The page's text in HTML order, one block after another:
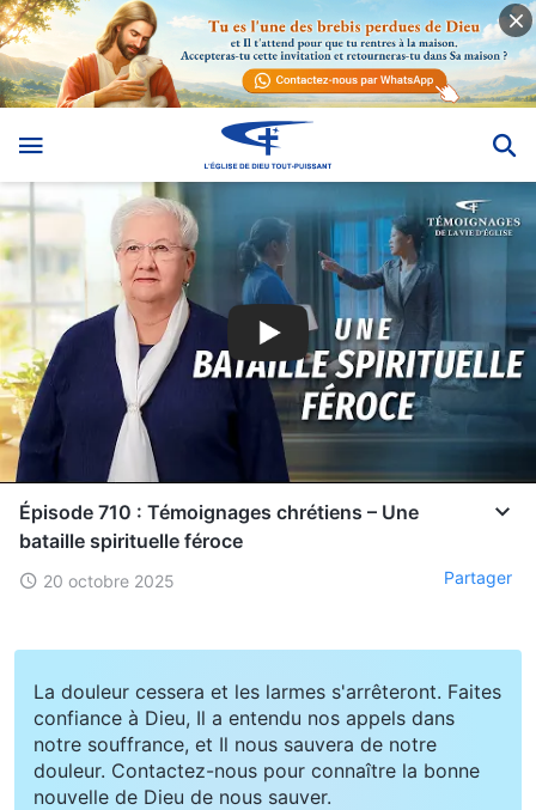
Épisode 710 : Témoignages chrétiens – Une
bataille spirituelle féroce
20 octobre 2025 Partager
La douleur cessera et les larmes s'arrêteront. Faites
confiance à Dieu, Il a entendu nos appels dans
notre souffrance, et Il nous sauvera de notre
douleur. Contactez-nous pour connaître la bonne
nouvelle de Dieu de nous sauver.